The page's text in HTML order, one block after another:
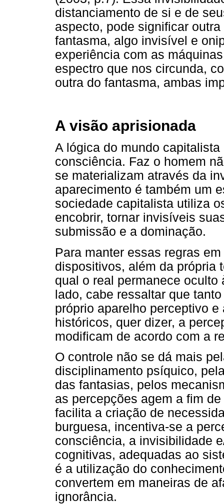
distanciamento de si e de
aspecto, pode significar
fantasma, algo invisível e
experiência com as
espectro que nos circunda,
outra do fantasma, ambas
A visão aprisionada
A lógica do mundo
consciência. Faz o homem
se materializam através da
aparecimento é também um
sociedade capitalista utiliza
encobrir, tornar invisíveis
submissão e a dominação.
Para manter essas regras
dispositivos, além da própria
qual o real permanece
lado, cabe ressaltar que
próprio aparelho perceptivo
históricos, quer dizer, a
modificam de acordo com a
O controle não se dá mais
disciplinamento psíquico,
das fantasias, pelos
as percepções agem a fim
facilita a criação de
burguesa, incentiva-se a
consciência, a invisibilidade
cognitivas, adequadas ao
é a utilização do
convertem em maneiras de
ignorância.